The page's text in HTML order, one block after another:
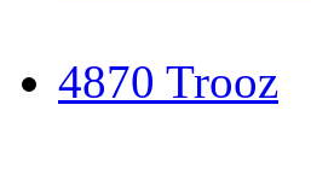
4870 Trooz